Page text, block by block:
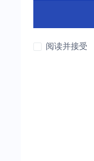
阅读并接受